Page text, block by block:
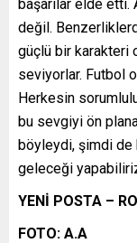
başarılar elde etti.
değil.
güçlü bir karakteri
seviyorlar. Futbol
Herkesin
bu sevgiyi ön
böyleydi, şimdi de
geleceği
YENİ POSTA –
FOTO: A.A